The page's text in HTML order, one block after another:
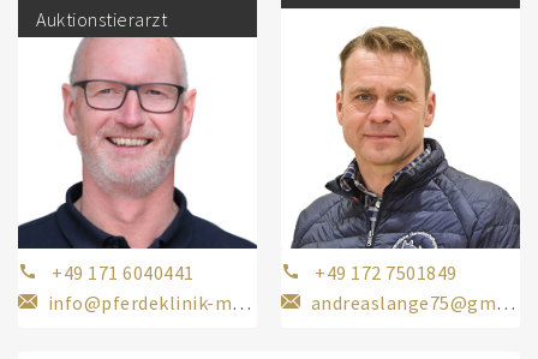
Auktionstierarzt
+49 171 6040441
info@pferdeklinik-muehlen.de
+49 172 7501849
andreaslange75@gmx.de